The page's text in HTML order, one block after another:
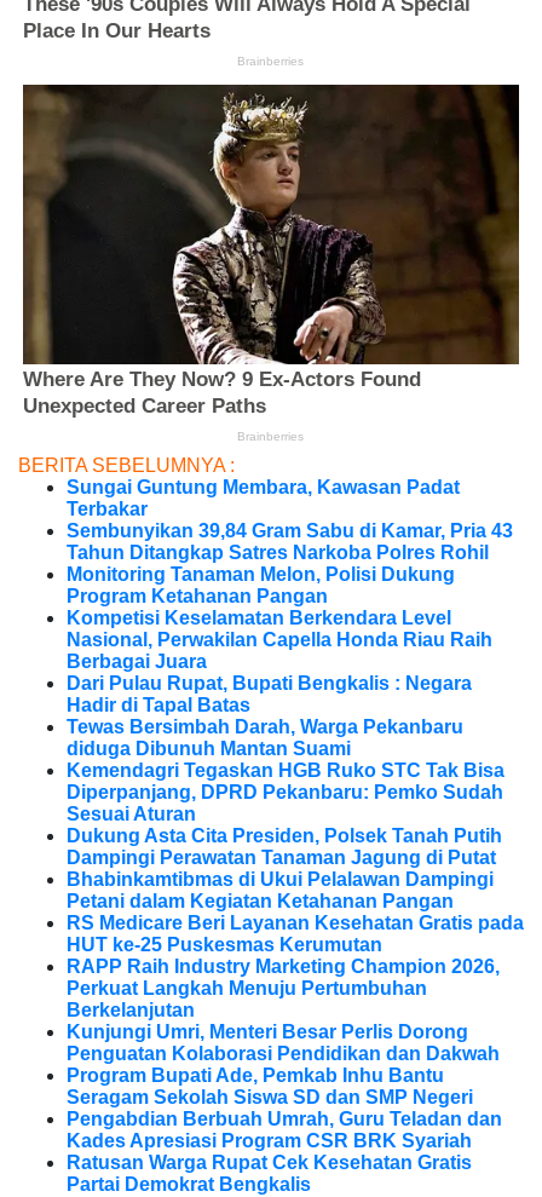
BERITA SEBELUMNYA :
Sungai Guntung Membara, Kawasan Padat
Terbakar
Sembunyikan 39,84 Gram Sabu di Kamar, Pria 43
Tahun Ditangkap Satres Narkoba Polres Rohil
Monitoring Tanaman Melon, Polisi Dukung
Program Ketahanan Pangan
Kompetisi Keselamatan Berkendara Level
Nasional, Perwakilan Capella Honda Riau Raih
Berbagai Juara
Dari Pulau Rupat, Bupati Bengkalis : Negara
Hadir di Tapal Batas
Tewas Bersimbah Darah, Warga Pekanbaru
diduga Dibunuh Mantan Suami
Kemendagri Tegaskan HGB Ruko STC Tak Bisa
Diperpanjang, DPRD Pekanbaru: Pemko Sudah
Sesuai Aturan
Dukung Asta Cita Presiden, Polsek Tanah Putih
Dampingi Perawatan Tanaman Jagung di Putat
Bhabinkamtibmas di Ukui Pelalawan Dampingi
Petani dalam Kegiatan Ketahanan Pangan
RS Medicare Beri Layanan Kesehatan Gratis pada
HUT ke-25 Puskesmas Kerumutan
RAPP Raih Industry Marketing Champion 2026,
Perkuat Langkah Menuju Pertumbuhan
Berkelanjutan
Kunjungi Umri, Menteri Besar Perlis Dorong
Penguatan Kolaborasi Pendidikan dan Dakwah
Program Bupati Ade, Pemkab Inhu Bantu
Seragam Sekolah Siswa SD dan SMP Negeri
Pengabdian Berbuah Umrah, Guru Teladan dan
Kades Apresiasi Program CSR BRK Syariah
Ratusan Warga Rupat Cek Kesehatan Gratis
Partai Demokrat Bengkalis